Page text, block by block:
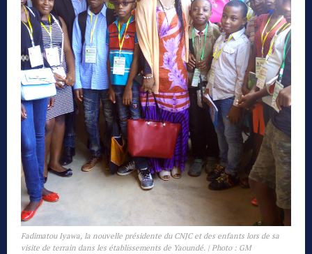
Fadimatou Iyawa, la nouvelle présidente du CNJC et des enfants lors de sa
visite de terrain dans les établissements de Yaoundé. | Photo : GM